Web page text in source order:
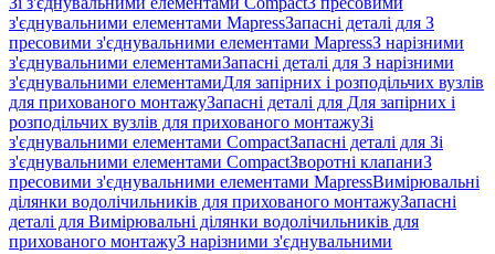
з'єднувальними елементами MapressЗапасні деталі для З
пресовими з'єднувальними елементами MapressЗ нарізними
з'єднувальними елементамиЗапасні деталі для З нарізними
з'єднувальними елементамиДля запірних і розподільчих вузлів
для прихованого монтажуЗапасні деталі для Для запірних і
розподільчих вузлів для прихованого монтажуЗі
з'єднувальними елементами CompactЗапасні деталі для Зі
з'єднувальними елементами CompactЗворотні клапаниЗ
пресовими з'єднувальними елементами MapressВимірювальні
ділянки водолічильників для прихованого монтажуЗапасні
деталі для Вимірювальні ділянки водолічильників для
прихованого монтажуЗ нарізними з'єднувальними